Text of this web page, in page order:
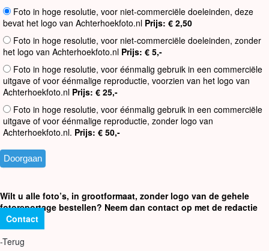
Foto in hoge resolutie, voor niet-commerciële doeleinden, deze
bevat het logo van Achterhoekfoto.nl Prijs: € 2,50
Foto in hoge resolutie, voor niet-commerciële doeleinden, zonder
het logo van Achterhoekfoto.nl Prijs: € 5,-
Foto in hoge resolutie, voor éénmalig gebruik in een commerciële
uitgave of voor éénmalige reproductie, voorzien van het logo van
Achterhoekfoto.nl Prijs: € 25,-
Foto in hoge resolutie, voor éénmalig gebruik in een commerciële
uitgave of voor éénmalige reproductie, zonder logo van
Achterhoekfoto.nl. Prijs: € 50,-
Wilt u alle foto’s, in grootformaat, zonder logo van de gehele
fotoreportage bestellen? Neem dan contact op met de redactie
Contact
-Terug